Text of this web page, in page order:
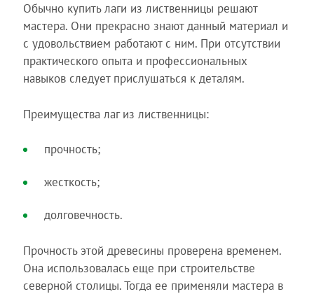
Обычно купить лаги из лиственницы решают
мастера. Они прекрасно знают данный материал и
с удовольствием работают с ним. При отсутствии
практического опыта и профессиональных
навыков следует прислушаться к деталям.
Преимущества лаг из лиственницы:
прочность;
жесткость;
долговечность.
Прочность этой древесины проверена временем.
Она использовалась еще при строительстве
северной столицы. Тогда ее применяли мастера в